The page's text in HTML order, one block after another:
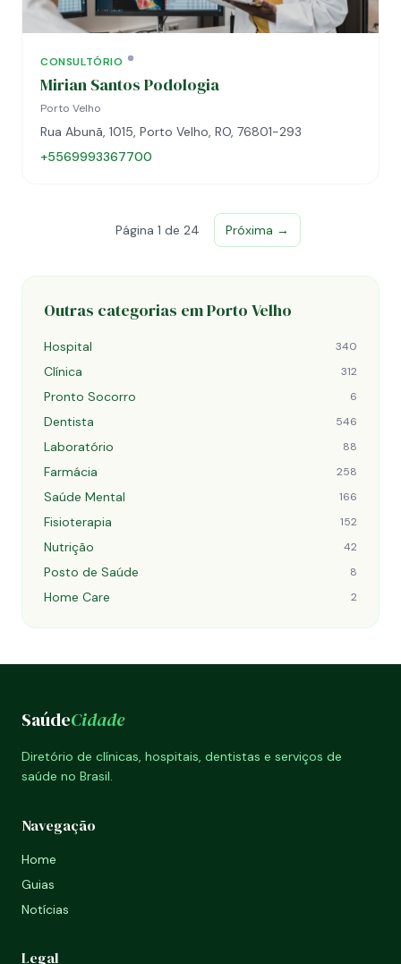
CONSULTÓRIO
Mirian Santos Podologia
Porto Velho
Rua Abunã, 1015, Porto Velho, RO, 76801-293
+5569993367700
Página 1 de 24 Próxima →
Outras categorias em Porto Velho
Hospital 340
Clínica 312
Pronto Socorro 6
Dentista 546
Laboratório 88
Farmácia 258
Saúde Mental 166
Fisioterapia 152
Nutrição 42
Posto de Saúde 8
Home Care 2
SaúdeCidade
Diretório de clínicas, hospitais, dentistas e serviços de
saúde no Brasil.
Navegação
Home
Guias
Notícias
Legal